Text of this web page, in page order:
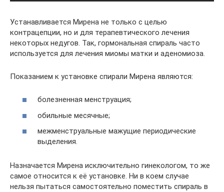
Устанавливается Мирена не только с целью
контрацепции, но и для терапевтического лечения
некоторых недугов. Так, гормональная спираль часто
используется для лечения миомы матки и аденомиоза.
Показанием к установке спирали Мирена являются:
болезненная менструация;
обильные месячные;
межменструальные мажущие периодические
выделения.
Назначается Мирена исключительно гинекологом, то же
самое относится к её установке. Ни в коем случае
нельзя пытаться самостоятельно поместить спираль в